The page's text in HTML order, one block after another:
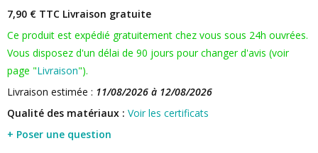
7,90 € TTC Livraison gratuite
Ce produit est expédié gratuitement chez vous sous 24h ouvrées.
Vous disposez d'un délai de 90 jours pour changer d'avis (voir
page "Livraison").
Livraison estimée : 11/08/2026 à 12/08/2026
Qualité des matériaux : Voir les certificats
+ Poser une question